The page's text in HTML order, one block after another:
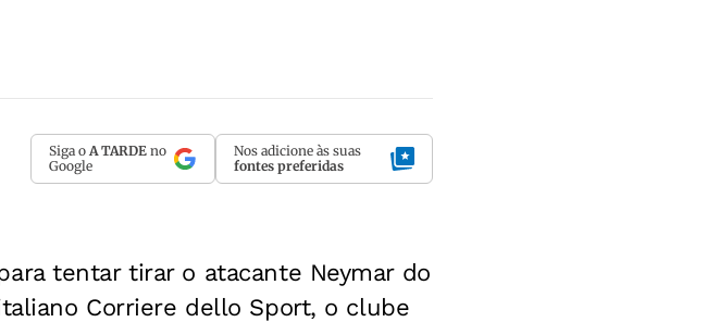
Siga o A TARDE no
Google
Nos adicione às suas
fontes preferidas
tentar tirar o atacante Neymar do
Corriere dello Sport, o clube